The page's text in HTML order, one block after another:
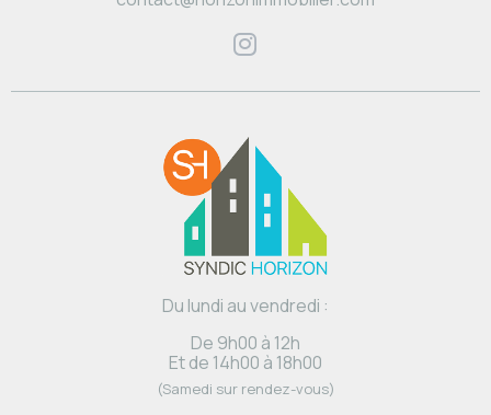
Du lundi au vendredi :
De 9h00 à 12h
Et de 14h00 à 18h00
(Samedi sur rendez-vous)